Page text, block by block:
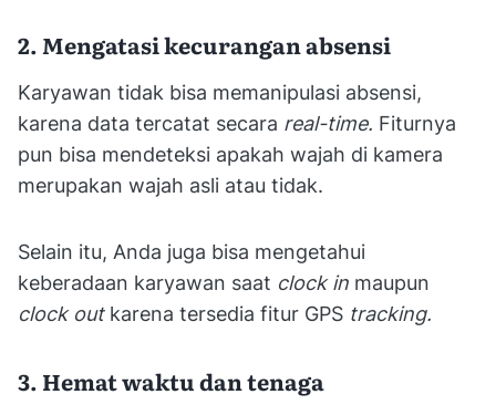
2. Mengatasi kecurangan absensi
Karyawan tidak bisa memanipulasi absensi,
karena data tercatat secara real-time. Fiturnya
pun bisa mendeteksi apakah wajah di kamera
merupakan wajah asli atau tidak.
Selain itu, Anda juga bisa mengetahui
keberadaan karyawan saat clock in maupun
clock out karena tersedia fitur GPS tracking.
3. Hemat waktu dan tenaga